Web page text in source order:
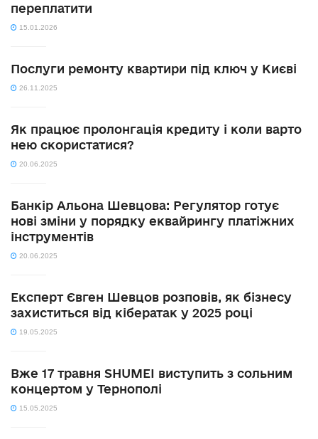
переплатити
15.01.2026
Послуги ремонту квартири під ключ у Києві
26.11.2025
Як працює пролонгація кредиту і коли варто
нею скористатися?
20.06.2025
Банкір Альона Шевцова: Регулятор готує
нові зміни у порядку еквайрингу платіжних
інструментів
20.06.2025
Експерт Євген Шевцов розповів, як бізнесу
захиститься від кібератак у 2025 році
19.05.2025
Вже 17 травня SHUMEI виступить з сольним
концертом у Тернополі
15.05.2025